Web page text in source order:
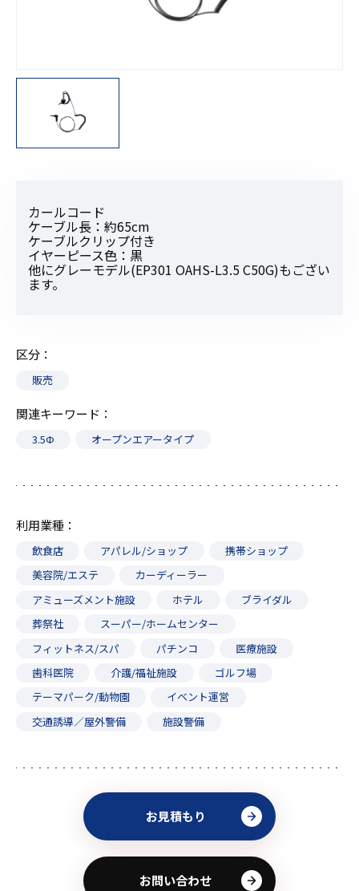
カールコード
ケーブル長：約65cm
ケーブルクリップ付き
イヤーピース色：黒
他にグレーモデル(EP301 OAHS-L3.5 C50G)もござい
ます。
区分
販売
関連キーワード
3.5Ф オープンエアータイプ
利用業種
飲食店 アパレル/ショップ
携帯ショップ
美容院/エステ
カーディーラー
アミューズメント施設
ホテル
ブライダル
葬祭社
スーパー/ホームセンター
フィットネス/スパ
パチンコ
医療施設
歯科医院
介護/福祉施設
ゴルフ場
テーマパーク/動物園
イベント運営
交通誘導／屋外警備
施設警備
お見積もり
お問い合わせ